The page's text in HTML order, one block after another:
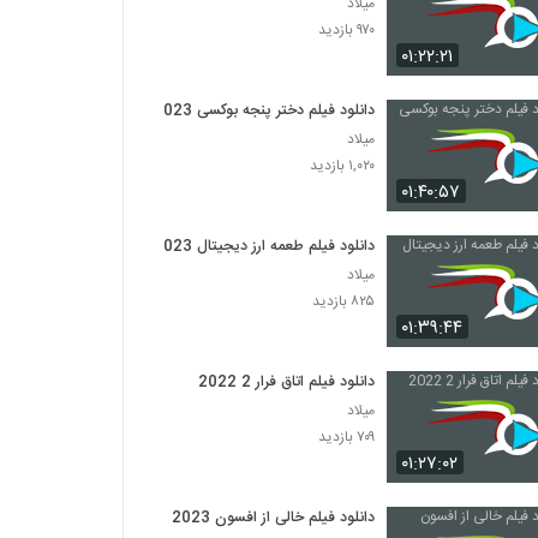
۰۱:۲۲:۲۱
۹۷۰ بازدید
۰۱:۴۰:۵۷
دانلود فیلم دختر پنجه بوکسی 2023
میلاد
۱,۰۲۰ بازدید
۰۱:۳۹:۴۴
دانلود فیلم طعمه ارز دیجیتال 2023
میلاد
۸۲۵ بازدید
۰۱:۲۷:۰۲
دانلود فیلم اتاق فرار 2 2022
میلاد
۷۰۹ بازدید
دانلود فیلم خالی از افسون 2023